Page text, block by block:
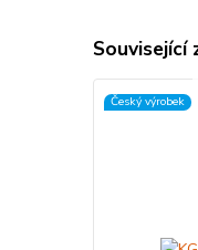
Související
Český výrobek